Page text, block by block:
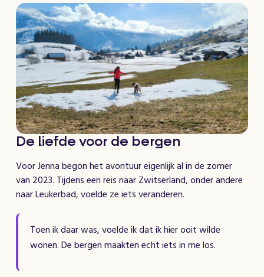
De liefde voor de bergen
Voor Jenna begon het avontuur eigenlijk al in de zomer
van 2023. Tijdens een reis naar Zwitserland, onder andere
naar Leukerbad, voelde ze iets veranderen.
Toen ik daar was, voelde ik dat ik hier ooit wilde
wonen. De bergen maakten echt iets in me los.